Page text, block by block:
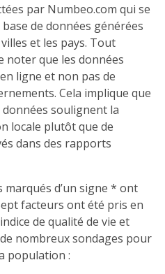
par Numbeo.com qui se
de données générées
et les pays. Tout
noter que les données
ligne et non pas de
Cela implique que
soulignent la
locale plutôt que de
dans des rapports
d’un signe * ont
facteurs ont été pris en
de qualité de vie et
nombreux sondages pour
population :